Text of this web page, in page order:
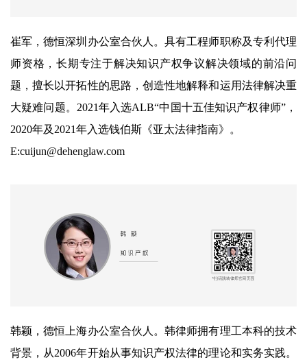
崔军，德恒深圳办公室合伙人。具有工程师职称及专利代理
师资格，长期专注于解决知识产权争议解决领域的前沿问
题，擅长以开拓性的思路，创造性地解释和运用法律解决重
大疑难问题。2021年入选ALB“中国十五佳知识产权律师”，
2020年及2021年入选钱伯斯《亚太法律指南》。
E:cuijun@dehenglaw.com
韩颖，德恒上海办公室合伙人。韩律师拥有理工本科的技术
背景，从2006年开始从事知识产权法律的理论和实务实践。